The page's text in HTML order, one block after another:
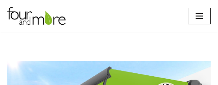
Zum